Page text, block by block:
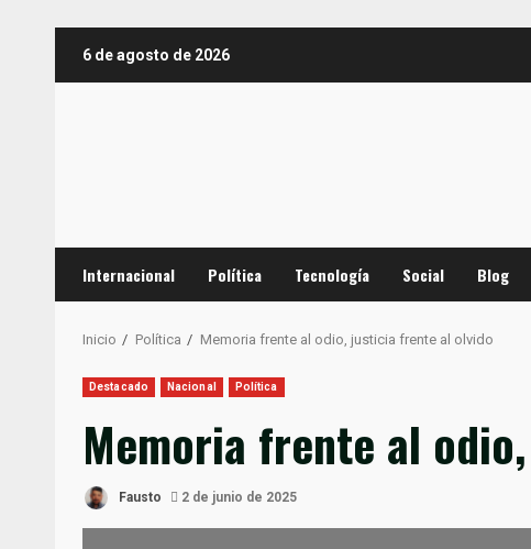
6 de agosto de 2026
Internacional Política Tecnología Social Blog
Inicio Política Memoria frente al odio, justicia frente al olvido
Destacado Nacional Política
Memoria frente al
Fausto 2 de junio de 2025